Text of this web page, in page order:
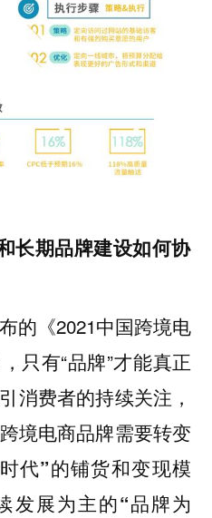
期品牌建设如何协
的《2021中国跨境电
只有“品牌”才能真正
消费者的持续关注，
境电商品牌需要转变
代”的铺货和变现模
发展为主的“品牌为